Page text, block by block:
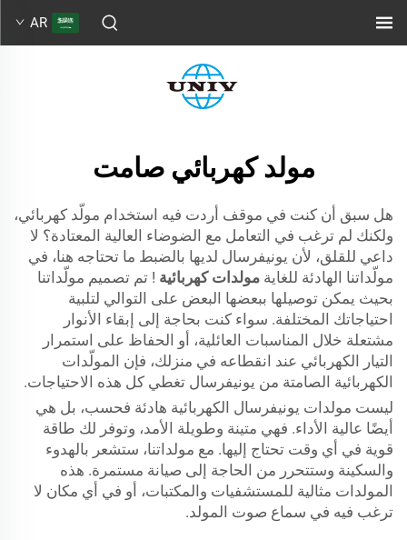
AR
مولد كهربائي صامت
هل سبق أن كنت في موقف أردت فيه استخدام مولّد كهربائي،
ولكنك لم ترغب في التعامل مع الضوضاء العالية المعتادة؟ لا
داعي للقلق، لأن يونيفرسال لديها بالضبط ما تحتاجه هنا، في
مولّداتنا الهادئة للغاية مولدات كهربائية ! تم تصميم مولّداتنا
بحيث يمكن توصيلها ببعضها البعض على التوالي لتلبية
احتياجاتك المختلفة. سواء كنت بحاجة إلى إبقاء الأنوار
مشتعلة خلال المناسبات العائلية، أو الحفاظ على استمرار
التيار الكهربائي عند انقطاعه في منزلك، فإن المولّدات
الكهربائية الصامتة من يونيفرسال تغطي كل هذه الاحتياجات.
ليست مولدات يونيفرسال الكهربائية هادئة فحسب، بل هي
أيضًا عالية الأداء. فهي متينة وطويلة الأمد، وتوفر لك طاقة
قوية في أي وقت تحتاج إليها. مع مولداتنا، ستشعر بالهدوء
والسكينة وستتحرر من الحاجة إلى صيانة مستمرة. هذه
المولدات مثالية للمستشفيات والمكتبات، أو في أي مكان لا
ترغب فيه في سماع صوت المولد.